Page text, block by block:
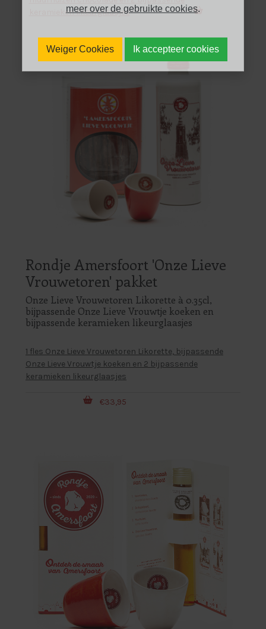
keramieken likeurglaasjes
Rondje Amersfoort 'Onze Lieve
Vrouwetoren' pakket
Onze Lieve Vrouwetoren Likorette à 0.35cl,
bijpassende Onze Lieve Vrouwtje koeken en
bijpassende keramieken likeurglaasjes
1 fles Onze Lieve Vrouwetoren Likorette, bijpassende
Onze Lieve Vrouwtje koeken en 2 bijpassende
keramieken likeurglaasjes
€33,95
meer over de gebruikte cookies.
Weiger Cookies Ik accepteer cookies